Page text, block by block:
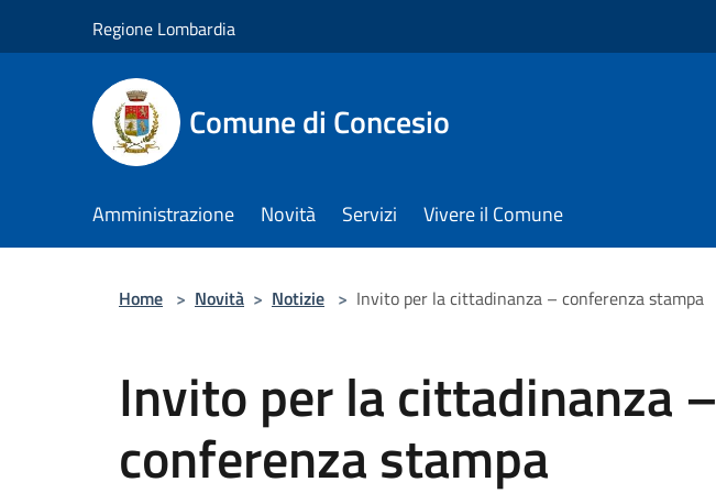
Regione Lombardia
Comune di Concesio
Amministrazione Novità Servizi Vivere il Comune
Home > Novità > Notizie > Invito per la cittadinanza – conferenza stampa
Invito per la cittadinanza –
conferenza stampa